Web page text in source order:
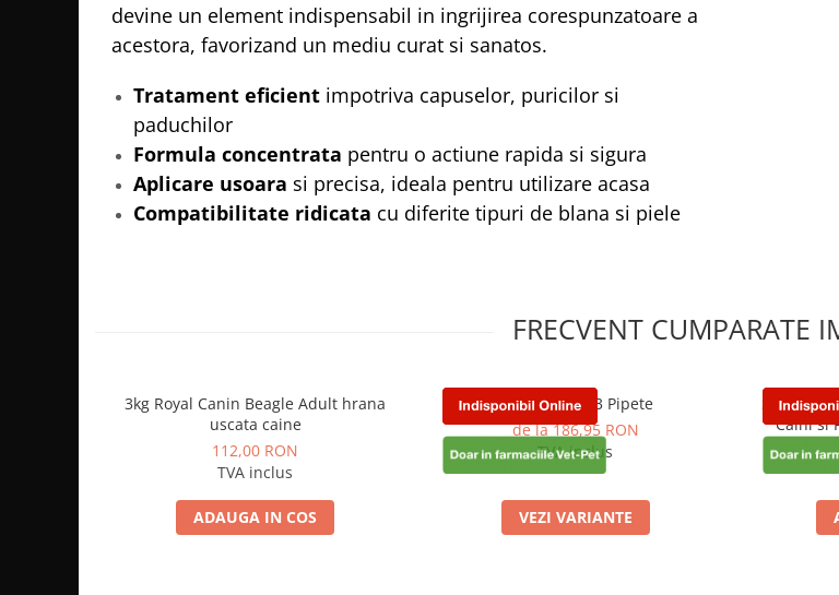
devine un element indispensabil in ingrijirea corespunzatoare a
acestora, favorizand un mediu curat si sanatos.
Tratament eficient impotriva capuselor, puricilor si
paduchilor
Formula concentrata pentru o actiune rapida si sigura
Aplicare usoara si precisa, ideala pentru utilizare acasa
Compatibilitate ridicata cu diferite tipuri de blana si piele
FRECVENT CUMPARATE
3kg Royal Canin Beagle Adult hrana
uscata caine
112,00 RON
TVA inclus
ADAUGA IN COS
Selehold Cat 3 Pipete
de la 186,95 RON
TVA inclus
VEZI VARIANTE
Selehold
Caini si